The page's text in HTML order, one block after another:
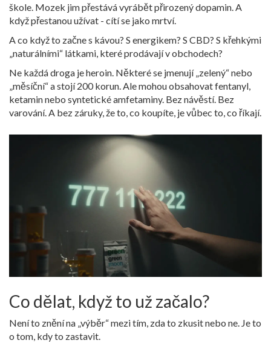
škole. Mozek jim přestává vyrábět přirozený dopamin. A
když přestanou užívat - cítí se jako mrtví.
A co když to začne s kávou? S energikem? S CBD? S křehkými
„naturálními“ látkami, které prodávají v obchodech?
Ne každá droga je heroin. Některé se jmenují „zelený“ nebo
„měsíční“ a stojí 200 korun. Ale mohou obsahovat fentanyl,
ketamin nebo syntetické amfetaminy. Bez návěstí. Bez
varování. A bez záruky, že to, co koupíte, je vůbec to, co říkají.
Co dělat, když to už začalo?
Není to znění na „výběr“ mezi tím, zda to zkusit nebo ne. Je to
o tom, kdy to zastavit.